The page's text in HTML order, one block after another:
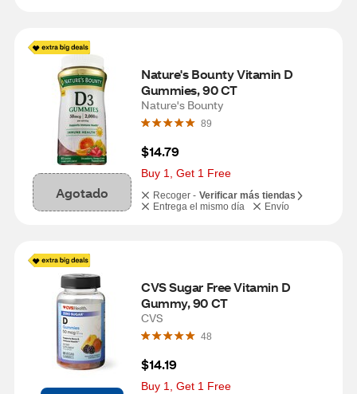
Agotado
Nature's Bounty Vitamin D
Gummies, 90 CT
Nature's Bounty
89
$14.79
Buy 1, Get 1 Free
Recoger - Verificar más tiendas
Entrega el mismo día
Envío
CVS Sugar Free Vitamin D
Gummy, 90 CT
CVS
48
$14.19
Buy 1, Get 1 Free